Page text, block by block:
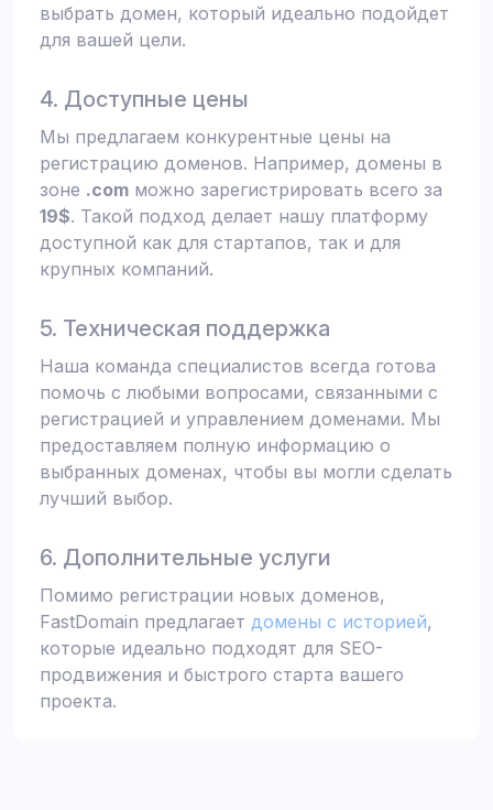
выбрать домен, который идеально подойдет
для вашей цели.
4. Доступные цены
Мы предлагаем конкурентные цены на
регистрацию доменов. Например, домены в
зоне .com можно зарегистрировать всего за
19$. Такой подход делает нашу платформу
доступной как для стартапов, так и для
крупных компаний.
5. Техническая поддержка
Наша команда специалистов всегда готова
помочь с любыми вопросами, связанными с
регистрацией и управлением доменами. Мы
предоставляем полную информацию о
выбранных доменах, чтобы вы могли сделать
лучший выбор.
6. Дополнительные услуги
Помимо регистрации новых доменов,
FastDomain предлагает домены с историей,
которые идеально подходят для SEO-
продвижения и быстрого старта вашего
проекта.